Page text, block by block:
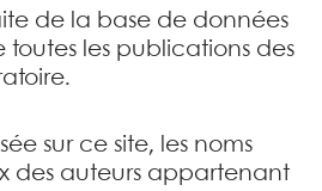
de la base de données
toutes les publications des
sur ce site, les noms
des auteurs appartenant